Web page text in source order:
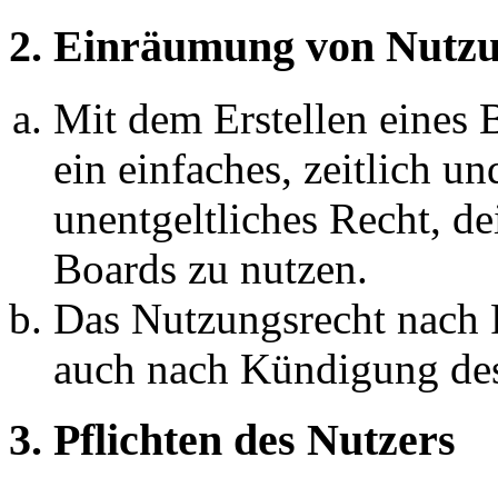
2. Einräumung von
Mit dem Erstellen eines
ein einfaches, zeitlich
unentgeltliches Recht,
Boards zu nutzen.
Das Nutzungsrecht
auch nach Kündigung
3. Pflichten des Nutzers